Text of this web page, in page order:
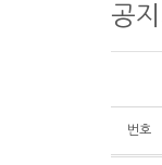
공
번호